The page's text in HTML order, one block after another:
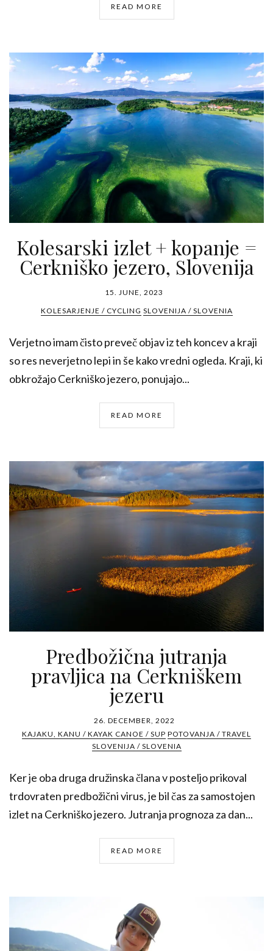
READ MORE
Kolesarski izlet + kopanje =
Cerkniško jezero, Slovenija
15. JUNE, 2023
KOLESARJENJE / CYCLING SLOVENIJA / SLOVENIA
Verjetno imam čisto preveč objav iz teh koncev a kraji
so res neverjetno lepi in še kako vredni ogleda. Kraji, ki
obkrožajo Cerkniško jezero, ponujajo...
READ MORE
Predbožična jutranja
pravljica na Cerkniškem
jezeru
26. DECEMBER, 2022
KAJAKU, KANU / KAYAK CANOE / SUP POTOVANJA / TRAVEL
SLOVENIJA / SLOVENIA
Ker je oba druga družinska člana v posteljo prikoval
trdovraten predbožični virus, je bil čas za samostojen
izlet na Cerkniško jezero. Jutranja prognoza za dan...
READ MORE